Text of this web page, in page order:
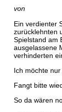
von
Ein verdienter
zurücklehnten
Spielstand am
ausgelassene
verhinderten
Ich möchte
Fangt bitte
So da wären